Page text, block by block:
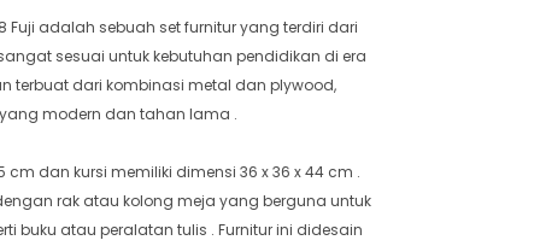
Fuji adalah sebuah set furnitur yang terdiri dari
sesuai untuk kebutuhan pendidikan di era
terbuat dari kombinasi metal dan plywood,
modern dan tahan lama .
cm dan kursi memiliki dimensi 36 x 36 x 44 cm .
rak atau kolong meja yang berguna untuk
buku atau peralatan tulis . Furnitur ini didesain